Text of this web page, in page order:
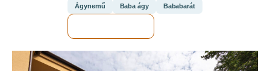
Ágynemű Baba ágy Bababarát